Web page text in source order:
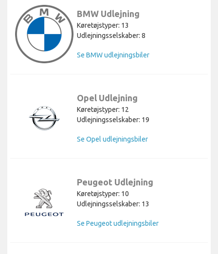
BMW Udlejning
Køretøjstyper: 13
Udlejningsselskaber: 8
Se BMW udlejningsbiler
Opel Udlejning
Køretøjstyper: 12
Udlejningsselskaber: 19
Se Opel udlejningsbiler
Peugeot Udlejning
Køretøjstyper: 10
Udlejningsselskaber: 13
Se Peugeot udlejningsbiler